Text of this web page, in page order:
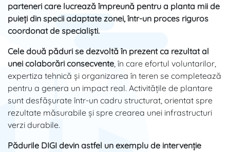
parteneri care lucrează împreună pentru a planta mii de
puieți din specii adaptate zonei, într-un proces riguros
coordonat de specialiști.
Cele două păduri se dezvoltă în prezent ca rezultat al
unei colaborări consecvente , în care efortul voluntarilor,
expertiza tehnică și organizarea în teren se completează
pentru a genera un impact real. Activitățile de plantare
sunt desfășurate într-un cadru structurat, orientat spre
rezultate măsurabile și spre crearea unei infrastructuri
verzi durabile.
Pădurile DIGI devin astfel un exemplu de intervenție